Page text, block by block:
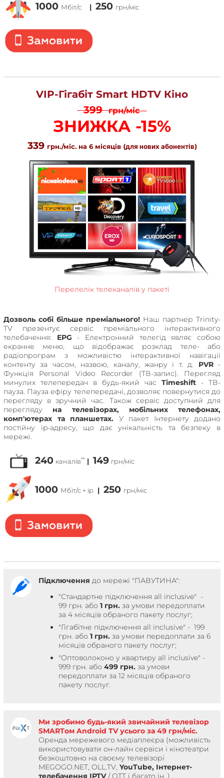
1000 Мбіт/с | 250 грн/міс
VIP-Гігабіт Smart HDTV Кіно
399 грн/міс
ЗНИЖКА -15%
339 грн./міс. на 6 місяців (для нових абонентів)
Перелелік телеканалів у пакеті
Дозволь собі більше преміального! Наш партнер Trinity-
TV презентує сервіс преміального інтерактивного
телебачення: EPG - Електронний телегід являє собою
екранне меню, що відображає розклад теле- або
радіопрограм з можливістю інтерактивної навігації
контенту за часом, назвою, каналу, жанру і т. д. PVR-
Функція Personal Video Recorder (ТВ-запис). Перегляд
минулих телепередач в будь-який час Timeshift - ТВ-
пауза. Пауза ефіру телепередачі, дозволяє повернутися до
перегляду в зручний час. Також сервіс доступний для
перегляду на телевізорах, мобільних телефонах,
комп'ютерах та планшетах. У пакет Інтернету додано
постійну ip-адресу, що дає унікальність та безпеку в
мережі.
240 каналів** | 149 грн/міс
1000 Мбіт/с + ip | 250 грн/міс
Підключення до мережі "ПАВУТИНА":
"Стандартне підключення all inclusive" -
99 грн. або 1 грн. за умови передоплати
за 4 місяців обраного пакету послуг;
"Гігабітне підключення all inclusive" - 199
грн. або 1 грн. за умови передоплати за 6
місяців обраного пакету послуг;
"Оптоволоконо у квартиру all inclusive" -
999 грн. або 499 грн. за умови
передоплати за 12 місяців обраного
пакету послуг.
Ми зробимо будь-який звичайний телевізор
SMARTом Android TV усього за 49 грн/міс.
Оренда мережевого медіаплеєра (можливість
використовувати он-лайн сервіси і кінотеатри
безкоштовно на своєму телевізорі
MEGOGO.NET, OLL.TV, YouTube, Інтернет-
телебачення IPTV/ OTT і багато ін. )